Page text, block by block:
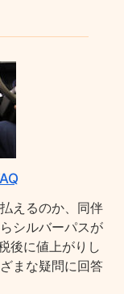
えるのか、同伴
シルバーパスが
後に値上がりし
まな疑問に回答